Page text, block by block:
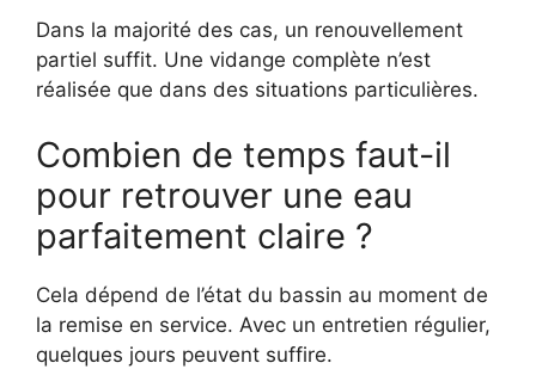
Dans la majorité des cas, un renouvellement
partiel suffit. Une vidange complète n’est
réalisée que dans des situations particulières.
Combien de temps faut-il
pour retrouver une eau
parfaitement claire ?
Cela dépend de l’état du bassin au moment de
la remise en service. Avec un entretien régulier,
quelques jours peuvent suffire.